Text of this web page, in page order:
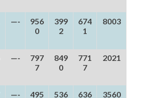
—-
956
0
399
2
674
1
8003
—-
797
7
849
0
771
7
2021
—- 495 536 636 3560